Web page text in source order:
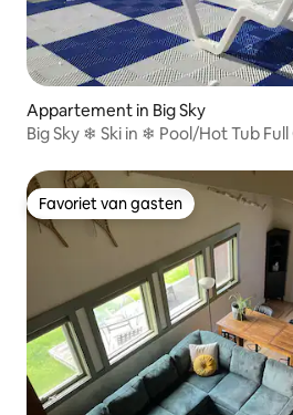
Appartement in Big Sky
Big Sky ❄ Ski in ❄ Pool/Hot Tub
Favoriet van gasten
Favoriet van gasten